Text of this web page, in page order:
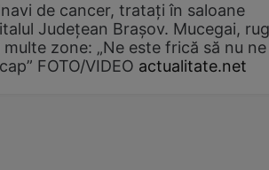
de cancer, tratați în saloane
Județean Brașov. Mucegai,
zone: „Ne este frică să nu ne
FOTO/VIDEO actualitate.net